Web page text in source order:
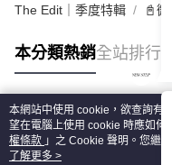
The Edit｜季度特輯 📓
本分類熱銷全站排行
熱門標籤
本網站中使用 cookie，欲查詢有
望在電腦上使用 cookie 時應如何
權條款 」之 Cookie 聲明。您繼
用條款之 Cookie 聲明使用 cookie
了解更多 >